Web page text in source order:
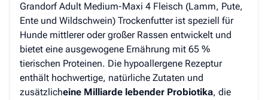
Grandorf Adult Medium-Maxi 4 Fleisch (Lamm, Pute,
Ente und Wildschwein) Trockenfutter ist speziell für
Hunde mittlerer oder großer Rassen entwickelt und
bietet eine ausgewogene Ernährung mit 65 %
tierischen Proteinen. Die hypoallergene Rezeptur
enthält hochwertige, natürliche Zutaten und
zusätzlicheine Milliarde lebender Probiotika, die